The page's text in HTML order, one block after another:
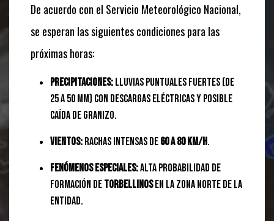
De acuerdo con el Servicio Meteorológico Nacional,
se esperan las siguientes condiciones para las
próximas horas:
Precipitaciones:Lluvias puntuales fuertes (de
25 a 50 mm) con descargas eléctricas y posible
caída de granizo.
Vientos:Rachas intensas de60 a 80 km/h.
Fenómenos especiales:Alta probabilidad de
formación detorbellinosen la zona norte de la
entidad.